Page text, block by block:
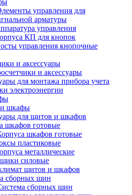
управления для
арматуры
управления
КП для кнопок
управления кнопочные
и аксессуары
и аксессуары
для монтажа прибора учета
электроэнергии
шкафы
для щитов и шкафов
шкафов готовые
шкафов готовые
пластиковые
металлические
силовые
щитов и шкафов
сборных шин
сборных шин